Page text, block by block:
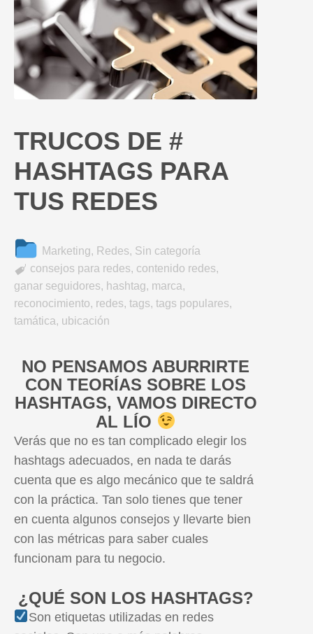
TRUCOS DE #
HASHTAGS PARA
TUS REDES
Marketing, Redes, Sin categoría
 consejos para redes, contenido redes,
ganar seguidores, hashtag, marca,
reconocimiento, redes, tags, tags populares,
tamática, ubicación
NO PENSAMOS ABURRIRTE
CON TEORÍAS SOBRE LOS
HASHTAGS, VAMOS DIRECTO
AL LÍO
Verás que no es tan complicado elegir los
hashtags adecuados, en nada te darás
cuenta que es algo mecánico que te saldrá
con la práctica. Tan solo tienes que tener
en cuenta algunos consejos y llevarte bien
con las métricas para saber cuales
funcionam para tu negocio.
¿QUÉ SON LOS HASHTAGS?
Son etiquetas utilizadas en redes